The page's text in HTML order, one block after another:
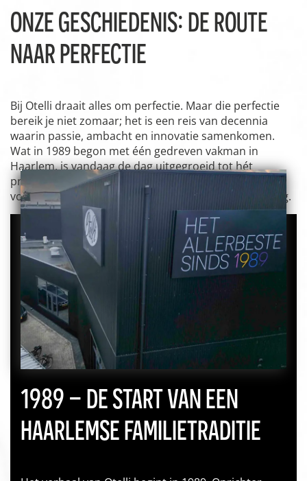
ONZE GESCHIEDENIS: DE ROUTE
NAAR PERFECTIE
Bij Otelli draait alles om perfectie. Maar die perfectie
bereik je niet zomaar; het is een reis van decennia
waarin passie, ambacht en innovatie samenkomen.
Wat in 1989 begon met één gedreven vakman in
Haarlem, is vandaag de dag uitgegroeid tot hét
premium merk voor de horeca. Stap voor stap, detail
voor detail, bouwen wij aan de ultieme smaakbeleving.
1989 – DE START VAN EEN
HAARLEMSE FAMILIETRADITIE